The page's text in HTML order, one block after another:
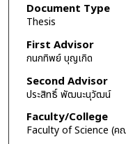
Document Type
Thesis
First Advisor
กนกทิพย์ บุญเกิด
Second Advisor
ประสิทธิ์ พัฒนะนุวัฒน์
Faculty/College
Faculty of Science (ค